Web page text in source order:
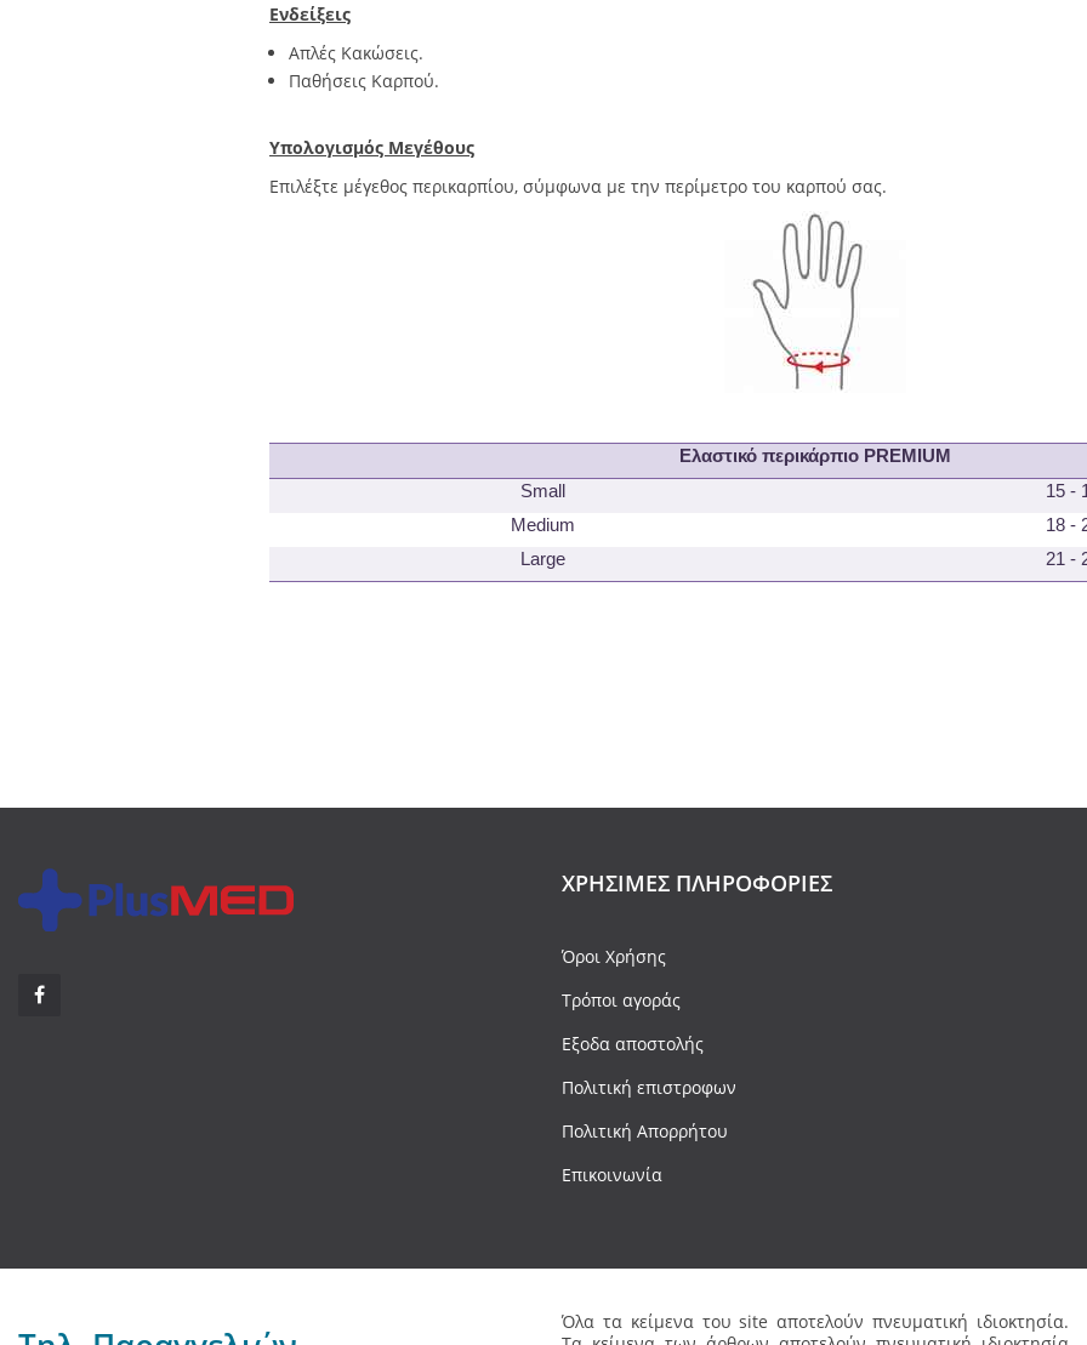
Ενδείξεις
Απλές Κακώσεις.
Παθήσεις Καρπού.
Υπολογισμός Μεγέθους
Επιλέξτε μέγεθος περικαρπίου, σύμφωνα με την περίμετρο του καρπού σας.
Ελαστικό περικάρπιο PREMIUM
Small
15 -
Medium
18 -
Large
21 -
ΧΡΉΣΙΜΕΣ ΠΛΗΡΟΦΟΡΊΕΣ
Όροι Χρήσης
Τρόποι αγοράς
Εξοδα αποστολής
Πολιτική επιστροφων
Πολιτική Απορρήτου
Επικοινωνία
Όλα τα κείμενα του site αποτελούν πνευματική ιδιοκτησία.